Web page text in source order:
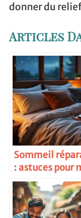
donner du
Articles
Sommeil
: astuces pour
dormir